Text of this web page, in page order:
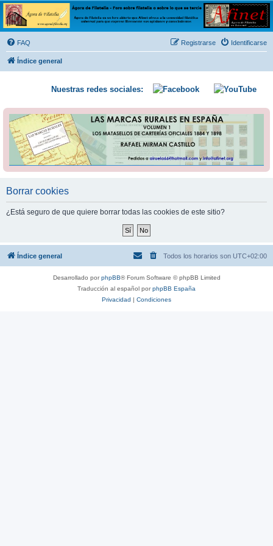
Ágora de Filatelia
Foro sobre filatelia o sobre lo que se tercie. Ágora de Filatelia es un foro abierto que Afinet
ofrece a la comunidad filatélica universal para que exprese libremente sus opiniones y
conocimientos
FAQ Identificarse
Registrarse
Índice general
Nuestras redes sociales:
Borrar cookies
¿Está seguro de que quiere borrar todas las cookies de este sitio?
Índice general Todos los horarios son UTC+02:00
Desarrollado porphpBB® Forum Software © phpBB Limited
Traducción al español porphpBB España
Privacidad | Condiciones